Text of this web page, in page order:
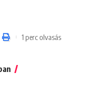
1 perc olvasás